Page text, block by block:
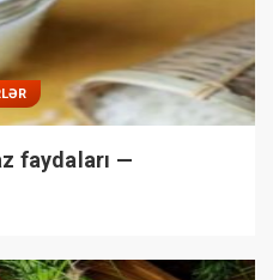
faydaları —